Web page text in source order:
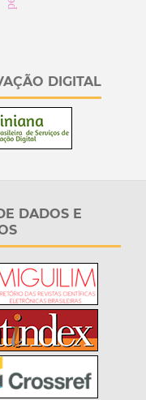
DIGITAL
DADOS E